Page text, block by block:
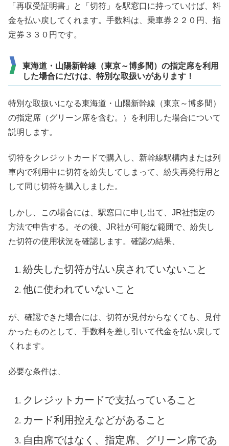
「再収受証明書」と「切符」を駅窓口に持っていけば、料
金を払い戻してくれます。手数料は、乗車券２２０円、指
定券３３０円です。
東海道・山陽新幹線（東京～博多間）の指定席を利用
した場合にだけは、特別な取扱いがあります！
特別な取扱いになる東海道・山陽新幹線（東京～博多間）
の指定席（グリーン席を含む。）を利用した場合について
説明します。
切符をクレジットカードで購入し、新幹線駅構内または列
車内で利用中に切符を紛失してしまって、紛失再発行用と
して同じ切符を購入しました。
しかし、この場合には、駅窓口に申し出て、JR社指定の
方法で申告する。その後、JR社が可能な範囲で、紛失し
た切符の使用状況を確認します。確認の結果、
紛失した切符が払い戻されていないこと
他に使われていないこと
が、確認できた場合には、切符が見付からなくても、見付
かったものとして、手数料を差し引いて代金を払い戻して
くれます。
必要な条件は、
クレジットカードで支払っていること
カード利用控えなどがあること
自由席ではなく、指定席、グリーン席であ